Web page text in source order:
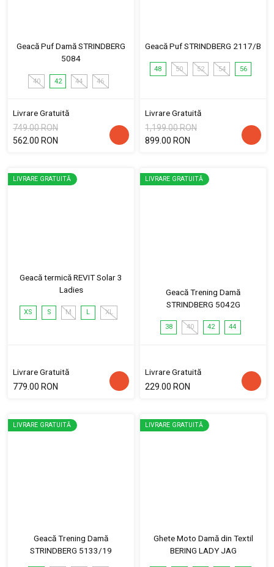
Geacă Puf Damă STRINDBERG
5084
40 42 44 46
Livrare Gratuită
749.00 RON
562.00 RON
Geacă Puf STRINDBERG 2117/B
48 50 52 54 56
Livrare Gratuită
1,199.00 RON
899.00 RON
LIVRARE GRATUITĂ
Geacă termică REVIT Solar 3
Ladies
XS S M L XL
Livrare Gratuită
779.00 RON
LIVRARE GRATUITĂ
Geacă Trening Damă
STRINDBERG 5042G
38 40 42 44
Livrare Gratuită
229.00 RON
LIVRARE GRATUITĂ
Geacă Trening Damă
STRINDBERG 5133/19
LIVRARE GRATUITĂ
Ghete Moto Damă din Textil
BERING LADY JAG